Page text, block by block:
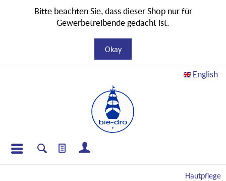
English
Hautpflege
Bitte beachten Sie, dass dieser Shop nur für
Gewerbetreibende gedacht ist.
Okay